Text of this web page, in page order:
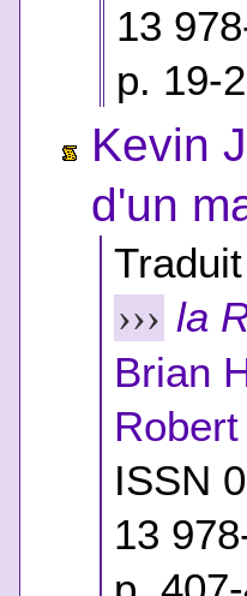
13
p. 19-
Kevin
d'un
››› la
Brian
ISSN
13